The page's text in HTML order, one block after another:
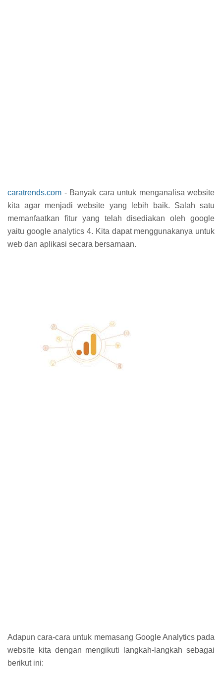
caratrends.com - Banyak cara untuk menganalisa website
kita agar menjadi website yang lebih baik. Salah satu
memanfaatkan fitur yang telah disediakan oleh google
yaitu google analytics 4. Kita dapat menggunakanya untuk
web dan aplikasi secara bersamaan.
Adapun cara-cara untuk memasang Google Analytics pada
website kita dengan mengikuti langkah-langkah sebagai
berikut ini: